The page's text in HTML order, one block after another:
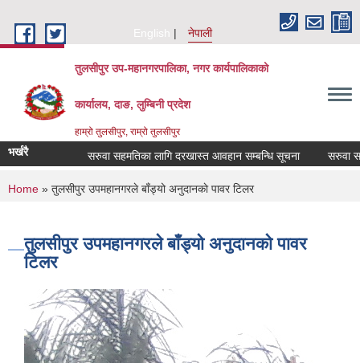
English
नेपाली
तुलसीपुर उप-महानगरपालिका, नगर कार्यपालिकाको
कार्यालय, दाङ, लुम्बिनी प्रदेश
हाम्रो तुलसीपुर, राम्रो तुलसीपुर
भर्खरैसरुवा सहमतिका लागि दरखास्त आवहान सम्बन्धि सूचना सरुवा सहमतिका लागि
You are here
Home » तुलसीपुर उपमहानगरले बाँड्यो अनुदानकाे पावर टिलर
तुलसीपुर उपमहानगरले बाँड्यो अनुदानकाे पावर
टिलर